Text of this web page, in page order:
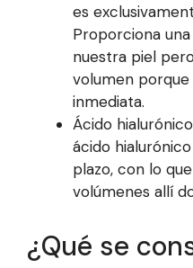
es
Proporciona
nuestra piel
volumen
inmediata.
Ácido
ácido
plazo, con lo
volúmenes allí
¿Qué se